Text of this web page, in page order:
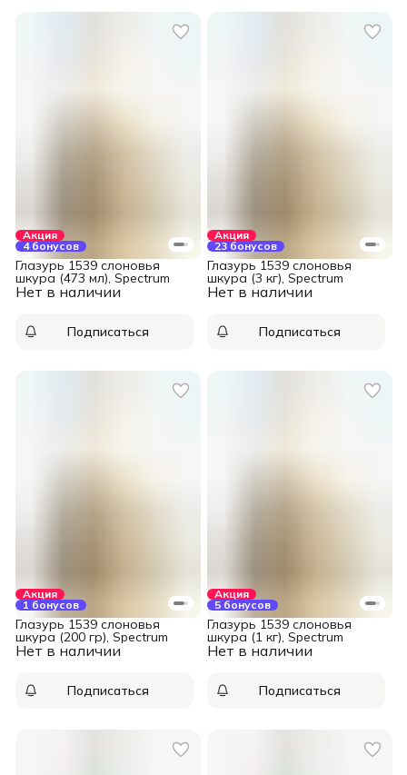
Акция
4 бонусов
Нет в наличии
Глазурь 1539 слоновья
шкура (473 мл), Spectrum
Подписаться
Акция
23 бонусов
Нет в наличии
Глазурь 1539 слоновья
шкура (3 кг), Spectrum
Подписаться
Акция
1 бонусов
Нет в наличии
Глазурь 1539 слоновья
шкура (200 гр), Spectrum
Подписаться
Акция
5 бонусов
Нет в наличии
Глазурь 1539 слоновья
шкура (1 кг), Spectrum
Подписаться